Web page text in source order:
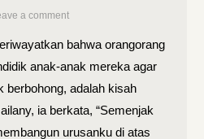
a comment
bahwa orang­orang
anak-anak mereka agar
berbohong, adalah kisah
ia berkata, “Semenjak
urusanku di atas